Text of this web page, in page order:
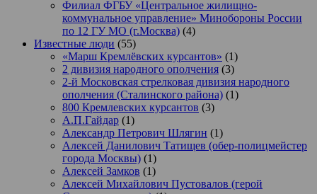
Филиал ФГБУ «Центральное жилищно-
коммунальное управление» Минобороны России
по 12 ГУ МО (г.Москва) (4)
Известные люди (55)
«Марш Кремлёвских курсантов» (1)
2 дивизия народного ополчения (3)
2-й Московская стрелковая дивизия народного
ополчения (Сталинского района) (1)
800 Кремлевских курсантов (3)
А.П.Гайдар (1)
Александр Петрович Шлягин (1)
Алексей Данилович Татищев (обер-полицмейстер
города Москвы) (1)
Алексей Замков (1)
Алексей Михайлович Пустовалов (герой